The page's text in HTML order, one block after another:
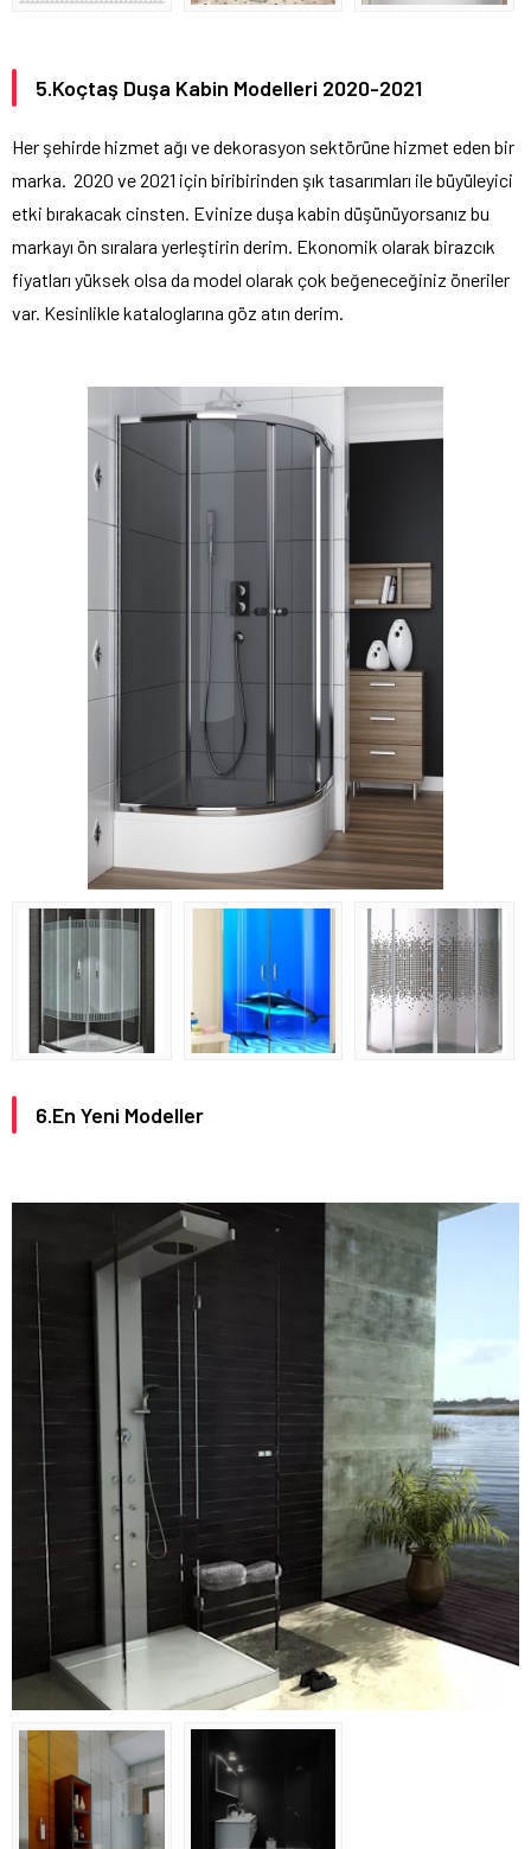
5.Koçtaş Duşa Kabin Modelleri 2020-2021
Her şehirde hizmet ağı ve dekorasyon sektörüne hizmet eden bir
marka. 2020 ve 2021 için biribirinden şık tasarımları ile büyüleyici
etki bırakacak cinsten. Evinize duşa kabin düşünüyorsanız bu
markayı ön sıralara yerleştirin derim. Ekonomik olarak birazcık
fiyatları yüksek olsa da model olarak çok beğeneceğiniz öneriler
var. Kesinlikle kataloglarına göz atın derim.
6.En Yeni Modeller